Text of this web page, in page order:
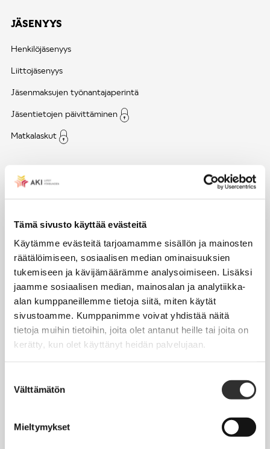
Tämä sivusto käyttää evästeitä
Käytämme evästeitä tarjoamamme sisällön ja mainosten
räätälöimiseen, sosiaalisen median ominaisuuksien
tukemiseen ja kävijämäärämme analysoimiseen. Lisäksi
jaamme sosiaalisen median, mainosalan ja analytiikka-
alan kumppaneillemme tietoja siitä, miten käytät
sivustoamme. Kumppanimme voivat yhdistää näitä
tietoja muihin tietoihin, joita olet antanut heille tai joita on
kerätty, kun olet käyttänyt heidän palvelujaan.
valinta
Välttämätön
Mieltymykset
JÄSENYYS
Henkilöjäsenyys
Liittojäsenyys
Jäsenmaksujen työnantajaperintä
Jäsentietojen päivittäminen
Matkalaskut
AJANKOHTAISTA
Uutiset
Blogit
Crux-lehti
JOBI
TYÖELÄMÄOPAS
Työnhaku
Työsuhde ja virkasuhde
virkaehtosopimukset